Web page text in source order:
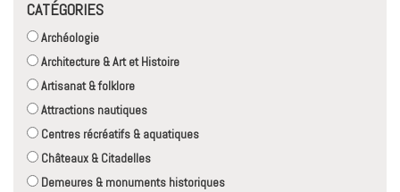
CATÉGORIES
Archéologie
Architecture & Art et Histoire
Artisanat & folklore
Attractions nautiques
Centres récréatifs & aquatiques
Châteaux & Citadelles
Demeures & monuments historiques